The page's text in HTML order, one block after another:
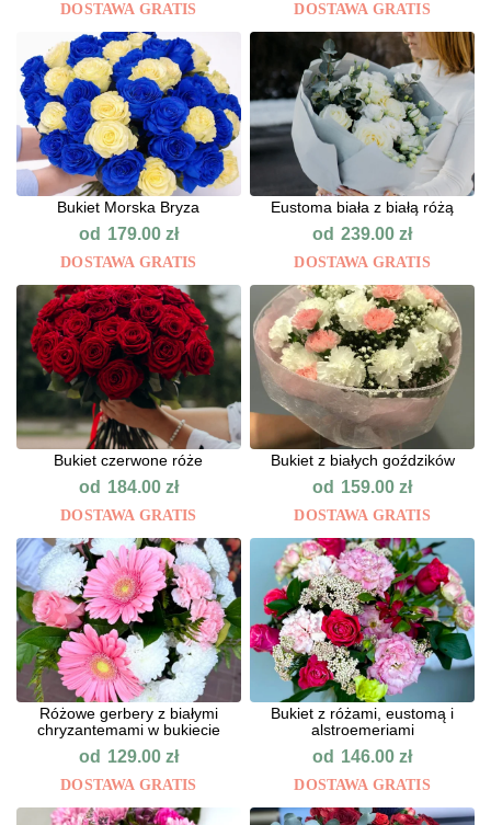
DOSTAWA GRATIS DOSTAWA GRATIS
Bukiet Morska Bryza
od 179.00 zł
DOSTAWA GRATIS
Eustoma biała z białą różą
od 239.00zł
DOSTAWA GRATIS
Bukiet czerwone róże
od 184.00 zł
DOSTAWA GRATIS
Bukiet z białych goździków
od 159.00zł
DOSTAWA GRATIS
Różowe gerbery z białymi
chryzantemami w bukiecie
od 129.00 zł
DOSTAWA GRATIS
Bukiet z różami, eustomą i
alstroemeriami
od 146.00zł
DOSTAWA GRATIS